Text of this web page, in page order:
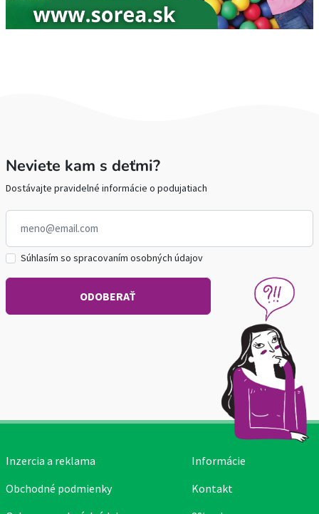
Neviete kam s deťmi?
Dostávajte pravidelné informácie o podujatiach
Súhlasím so spracovaním osobných údajov
Inzercia a reklama
Obchodné podmienky
Informácie
Kontakt